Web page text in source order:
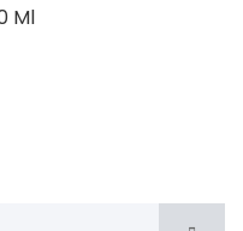
Ml